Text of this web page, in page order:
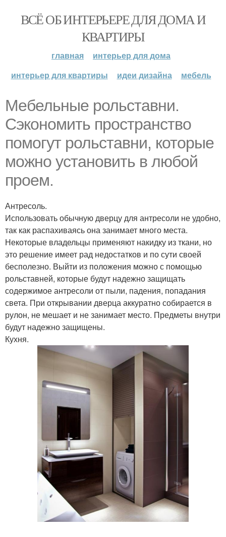
ВСЁ ОБ ИНТЕРЬЕРЕ ДЛЯ ДОМА И
КВАРТИРЫ
главная
интерьер для дома
интерьер для квартиры
идеи дизайна мебель
Мебельные рольставни.
Сэкономить пространство
помогут рольставни, которые
можно установить в любой
проем.
Антресоль.
Использовать обычную дверцу для антресоли не удобно,
так как распахиваясь она занимает много места.
Некоторые владельцы применяют накидку из ткани, но
это решение имеет рад недостатков и по сути своей
бесполезно. Выйти из положения можно с помощью
рольставней, которые будут надежно защищать
содержимое антресоли от пыли, падения, попадания
света. При открывании дверца аккуратно собирается в
рулон, не мешает и не занимает место. Предметы внутри
будут надежно защищены.
Кухня.